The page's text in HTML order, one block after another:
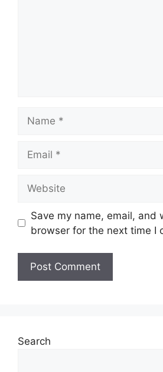
Save my name, email, and
browser for the next time I
Search